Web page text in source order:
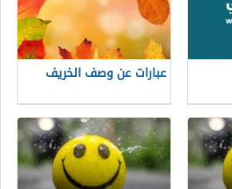
عبارات عن وصف الخريف